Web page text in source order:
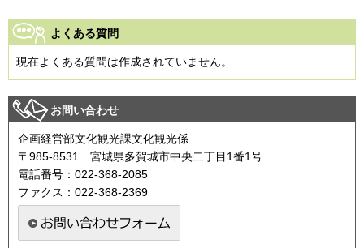
よくある質問
現在よくある質問は作成されていません。
お問い合わせ
企画経営部文化観光課文化観光係
〒985-8531 宮城県多賀城市中央二丁目1番1号
電話番号：022-368-2085
ファクス：022-368-2369